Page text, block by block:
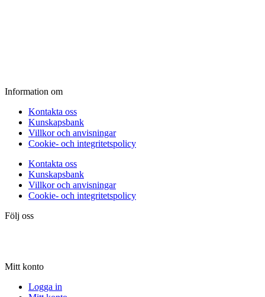
Information om
Kontakta oss
Kunskapsbank
Villkor och anvisningar
Cookie- och integritetspolicy
Kontakta oss
Kunskapsbank
Villkor och anvisningar
Cookie- och integritetspolicy
Följ oss
Mitt konto
Logga in